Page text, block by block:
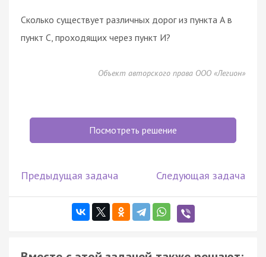
Сколько существует различных дорог из пункта А в
пункт С, проходящих через пункт И?
Объект авторского права ООО «Легион»
Посмотреть решение
Предыдущая задача Следующая задача